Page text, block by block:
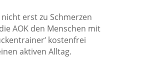
erst zu Schmerzen
AOK den Menschen mit
kostenfrei
aktiven Alltag.